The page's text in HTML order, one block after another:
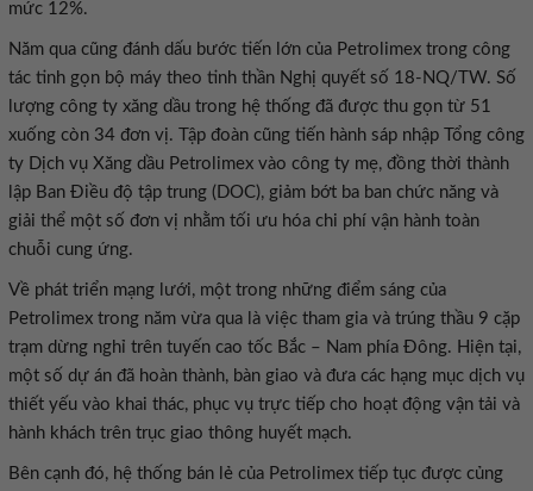
mức 12%.
Năm qua cũng đánh dấu bước tiến lớn của Petrolimex trong công
tác tinh gọn bộ máy theo tinh thần Nghị quyết số 18-NQ/TW. Số
lượng công ty xăng dầu trong hệ thống đã được thu gọn từ 51
xuống còn 34 đơn vị. Tập đoàn cũng tiến hành sáp nhập Tổng công
ty Dịch vụ Xăng dầu Petrolimex vào công ty mẹ, đồng thời thành
lập Ban Điều độ tập trung (DOC), giảm bớt ba ban chức năng và
giải thể một số đơn vị nhằm tối ưu hóa chi phí vận hành toàn
chuỗi cung ứng.
Về phát triển mạng lưới, một trong những điểm sáng của
Petrolimex trong năm vừa qua là việc tham gia và trúng thầu 9 cặp
trạm dừng nghỉ trên tuyến cao tốc Bắc – Nam phía Đông. Hiện tại,
một số dự án đã hoàn thành, bàn giao và đưa các hạng mục dịch vụ
thiết yếu vào khai thác, phục vụ trực tiếp cho hoạt động vận tải và
hành khách trên trục giao thông huyết mạch.
Bên cạnh đó, hệ thống bán lẻ của Petrolimex tiếp tục được củng